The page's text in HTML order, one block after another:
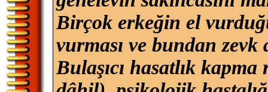
Birçok erkeğin el
vurması ve bundan zevk
Bulaşıcı hasatlık